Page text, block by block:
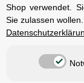
Radcompany
Berlin Schöneberg
Shop verwendet.
Sie zulassen wollen.